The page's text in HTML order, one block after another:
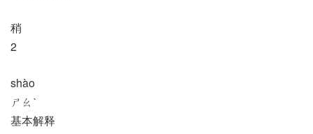
稍
2
shào
ㄕㄠˋ
基本解释